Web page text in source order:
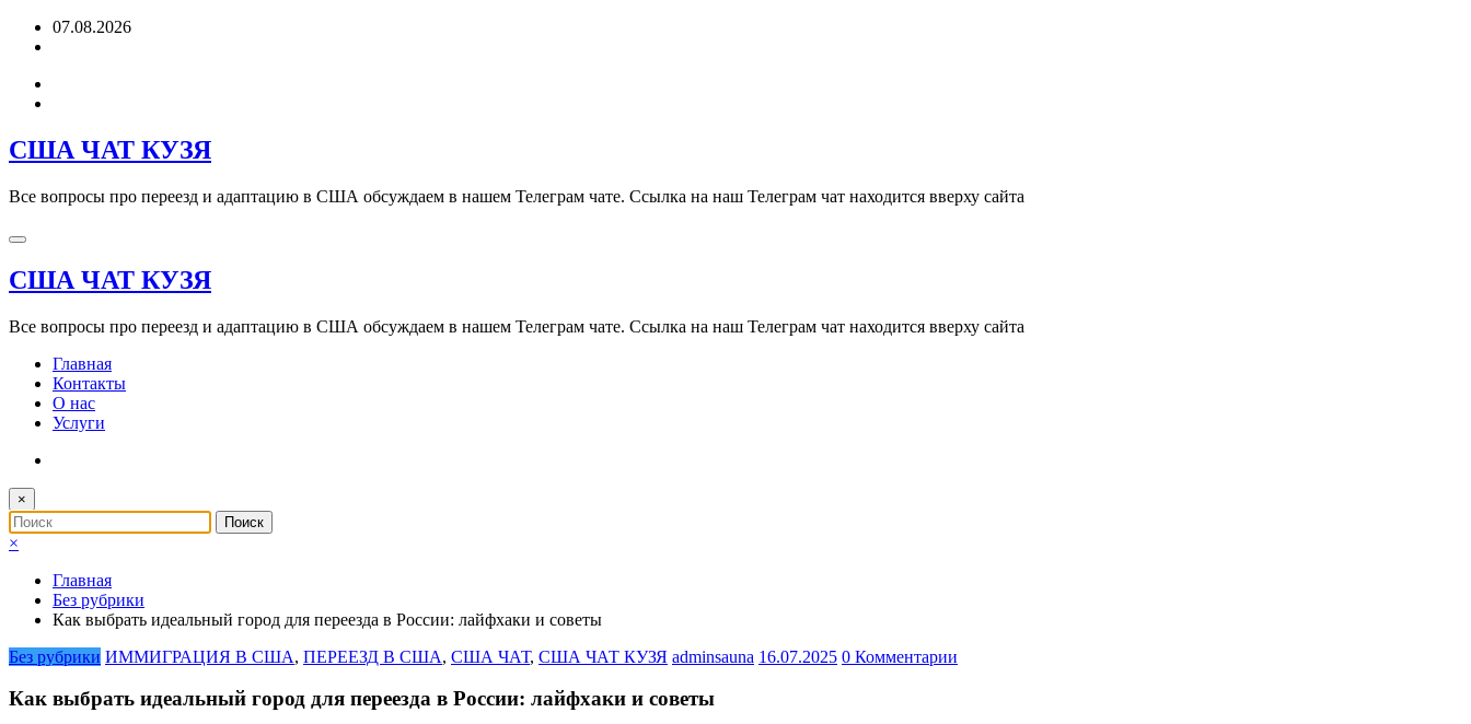
Перейти07.08.2026
США ЧАТ КУЗЯ
Все вопросы про переезд и адаптацию в США обсуждаем в нашем Телеграм чате. Ссылка на наш Телеграм чат находится вверху сайта
США ЧАТ КУЗЯ
Все вопросы про переезд и адаптацию в США обсуждаем в нашем Телеграм чате. Ссылка на наш Телеграм чат находится вверху сайта
Главная
Контакты
О нас
Услуги
×
×
Главная
Без рубрики
Как выбрать идеальный город для переезда в России: лайфхаки и советы
Без рубрики ИММИГРАЦИЯ В США, ПЕРЕЕЗД В США, США ЧАТ, США ЧАТ КУЗЯ adminsauna 16.07.2025 0 Комментарии
Как выбрать идеальный город для переезда в России: лайфхаки и советы